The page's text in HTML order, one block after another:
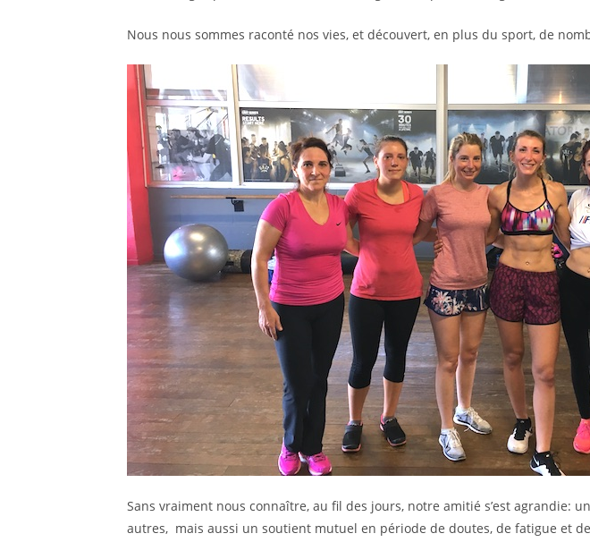
Nous nous sommes raconté nos vies, et découvert, en plus du sport, de
Sans vraiment nous connaître, au fil des jours, notre amitié s’est agrandie:
autres, mais aussi un soutient mutuel en période de doutes, de fatigue et